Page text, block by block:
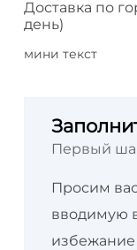
Доставка по
день)
мини текст
Первый
Просим
вводимую